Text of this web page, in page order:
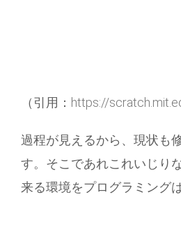
（引用： https://
過程が見えるから、現状も
す。そこであれこれいじり
来る環境をプログラミング